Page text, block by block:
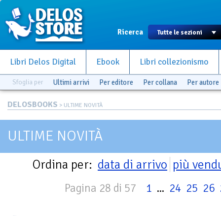
Ricerca
Libri Delos Digital Ebook Libri collezionismo
Sfoglia per Ultimi arrivi Per editore Per collana Per autore
DELOSBOOKS > ULTIME NOVITÀ
ULTIME NOVITÀ
Ordina per: data di arrivo più
Pagina 28 di 57 1 ... 24 25 26